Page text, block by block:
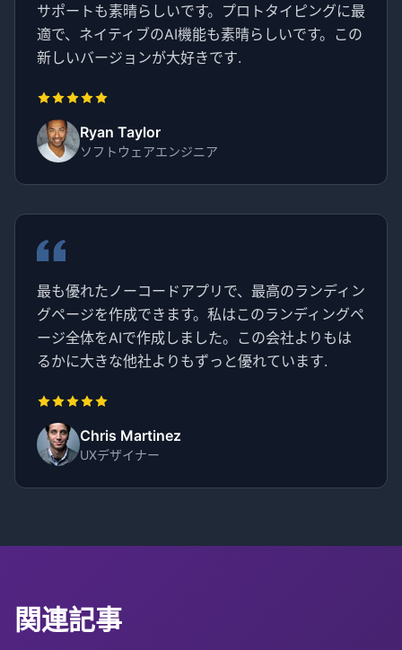
サポートも素晴らしいです。プロトタイピングに最
適で、ネイティブのAI機能も素晴らしいです。この
新しいバージョンが大好きです.
Ryan Taylor
ソフトウェアエンジニア
最も優れたノーコードアプリで、最高のランディン
グページを作成できます。私はこのランディングペ
ージ全体をAIで作成しました。この会社よりもは
るかに大きな他社よりもずっと優れています.
Chris Martinez
UXデザイナー
関連記事